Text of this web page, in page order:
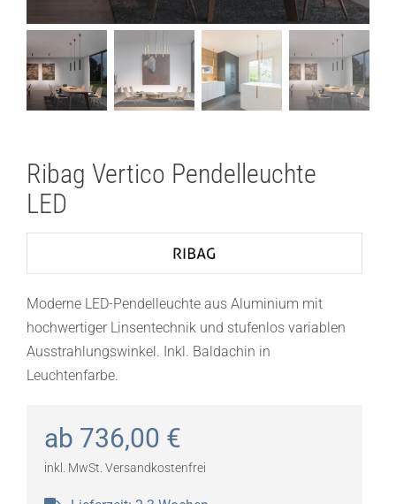
Ribag Vertico Pendelleuchte
LED
Moderne LED-Pendelleuchte aus Aluminium mit
hochwertiger Linsentechnik und stufenlos variablen
Ausstrahlungswinkel. Inkl. Baldachin in
Leuchtenfarbe.
ab 736,00 €
inkl. MwSt. Versandkostenfrei